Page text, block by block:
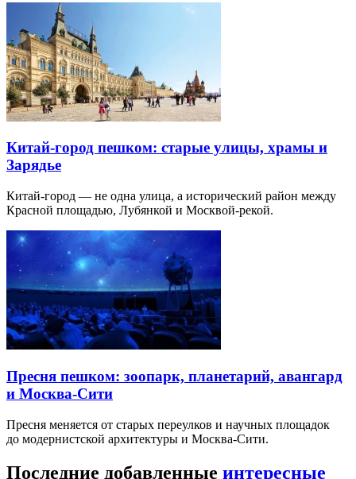
Китай-город пешком: старые улицы, храмы и
Зарядье
Китай-город — не одна улица, а исторический район между
Красной площадью, Лубянкой и Москвой-рекой.
Пресня пешком: зоопарк, планетарий, авангард
и Москва-Сити
Пресня меняется от старых переулков и научных площадок
до модернистской архитектуры и Москва-Сити.
Последние добавленные интересные